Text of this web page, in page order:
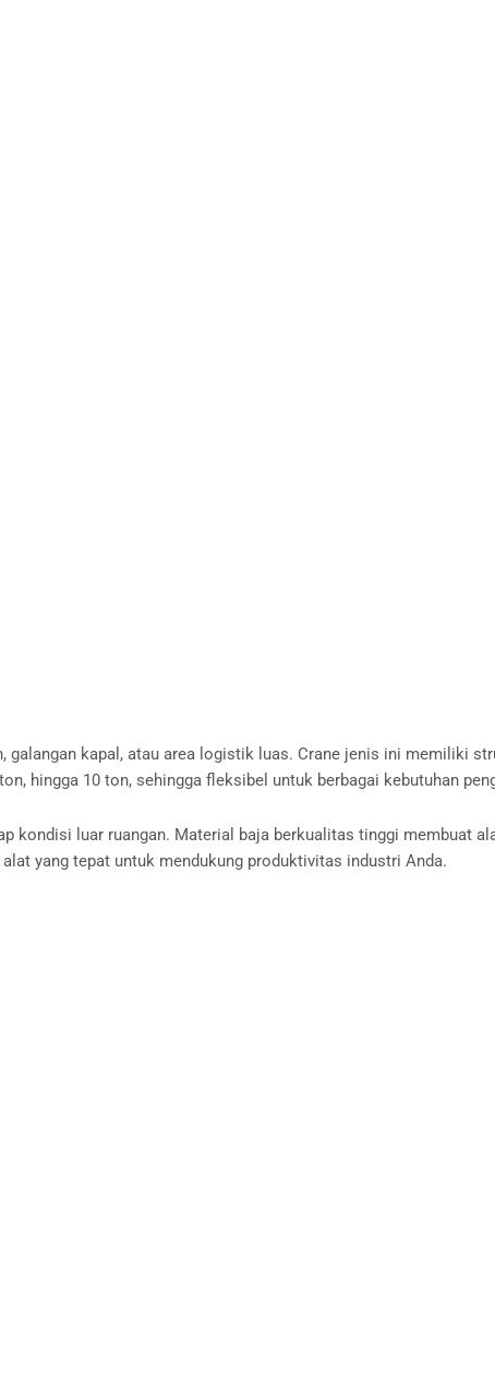
kapal, atau area logistik luas. Crane jenis ini memiliki
hingga 10 ton, sehingga fleksibel untuk berbagai kebutuhan
kondisi luar ruangan. Material baja berkualitas tinggi membuat
yang tepat untuk mendukung produktivitas industri Anda.